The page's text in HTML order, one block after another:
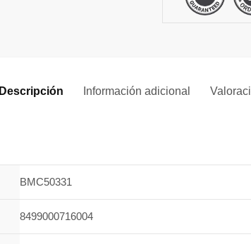
Descripción Información adicional
BMC50331
8499000716004